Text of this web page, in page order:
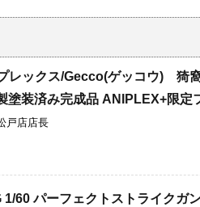
レックス/Gecco(ゲッコウ) 猗
塗装済み完成品 ​ANIPLEX+限定
戸店店長
60 パーフェクトストライクガ